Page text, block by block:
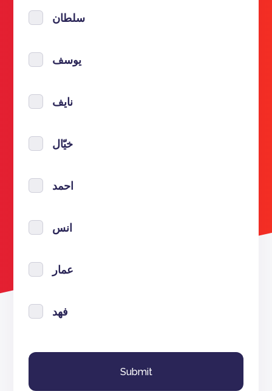
سلطان
يوسف
نايف
خيّال
احمد
انس
عمار
فهد